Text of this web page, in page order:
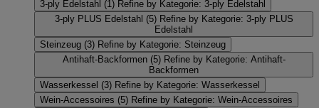
3-ply Edelstahl (1) Refine by Kategorie: 3-ply Edelstahl
3-ply PLUS Edelstahl (5) Refine by Kategorie: 3-ply PLUS
Edelstahl
Steinzeug (3) Refine by Kategorie: Steinzeug
Antihaft-Backformen (5) Refine by Kategorie: Antihaft-
Backformen
Wasserkessel (3) Refine by Kategorie: Wasserkessel
Wein-Accessoires (5) Refine by Kategorie: Wein-Accessoires